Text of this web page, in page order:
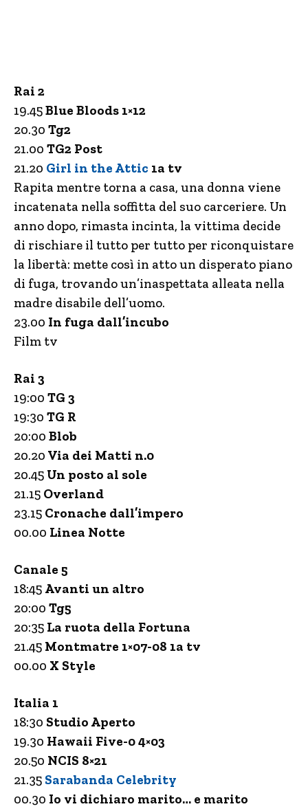
Rai 2
19.45Blue Bloods 1×12
20.30 Tg2
21.00 TG2 Post
21.20 Girl in the Attic 1a tv
Rapita mentre torna a casa, una donna viene
incatenata nella soffitta del suo carceriere. Un
anno dopo, rimasta incinta, la vittima decide
di rischiare il tutto per tutto per riconquistare
la libertà: mette così in atto un disperato piano
di fuga, trovando un’inaspettata alleata nella
madre disabile dell’uomo.
23.00 In fuga dall’incubo
Film tv
Rai 3
19:00 TG 3
19:30 TG R
20:00 Blob
20.20 Via dei Matti n.0
20.45 Un posto al sole
21.15 Overland
23.15 Cronache dall’impero
00.00 Linea Notte
Canale 5
18:45 Avanti un altro
20:00 Tg5
20:35 La ruota della Fortuna
21.45 Montmatre 1×07-08 1a tv
00.00 X Style
Italia 1
18:30 Studio Aperto
19.30 Hawaii Five-0 4×03
20.50 NCIS 8×21
21.35 Sarabanda Celebrity
00.30 Io vi dichiaro marito… e marito